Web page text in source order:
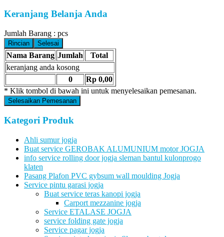
Keranjang Belanja Anda
Jumlah Barang : pcs
Rincian Selesai
Nama Barang Jumlah Total
0 Rp 0,00
keranjang anda kosong
* Klik tombol di bawah ini untuk menyelesaikan pemesanan.
Selesaikan Pemesanan
Kategori Produk
Ahli sumur jogja
Buat service GEROBAK ALUMUNIUM motor JOGJA
info service rolling door jogja sleman bantul kulonprogo
klaten
Pasang Plafon PVC gybsum wall moulding Jogja
Service pintu garasi jogja
Buat service teras kanopi jogja
Carport mezzanine jogja
Service ETALASE JOGJA
service folding gate jogja
Service pagar jogja